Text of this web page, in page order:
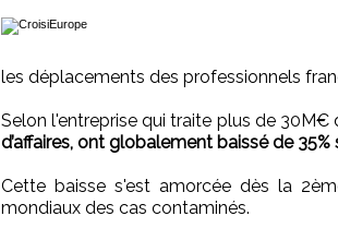
les déplacements des professionnels
Selon l'entreprise qui traite plus de
d’affaires, ont globalement baissé de
Cette baisse s'est amorcée dès la
mondiaux des cas contaminés.